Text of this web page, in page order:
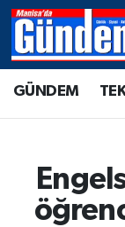
GÜNDEM
Manisa
Tüm